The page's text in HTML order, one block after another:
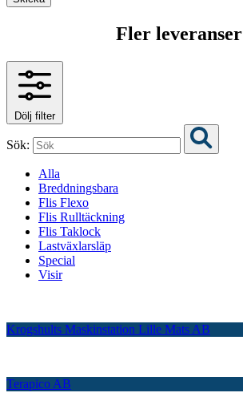
Fler leveranser
Dölj filter
Sök:
Alla
Breddningsbara
Flis Flexo
Flis Rulltäckning
Flis Taklock
Lastväxlarsläp
Special
Visir
Krogshults Maskinstation Lille Mats AB
Terapico AB